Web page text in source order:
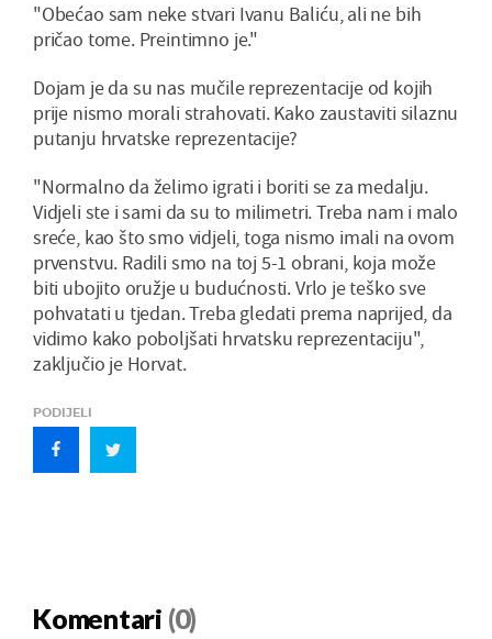
"Obećao sam neke stvari Ivanu Baliću, ali ne bih
pričao tome. Preintimno je."
Dojam je da su nas mučile reprezentacije od kojih
prije nismo morali strahovati. Kako zaustaviti silaznu
putanju hrvatske reprezentacije?
"Normalno da želimo igrati i boriti se za medalju.
Vidjeli ste i sami da su to milimetri. Treba nam i malo
sreće, kao što smo vidjeli, toga nismo imali na ovom
prvenstvu. Radili smo na toj 5-1 obrani, koja može
biti ubojito oružje u budućnosti. Vrlo je teško sve
pohvatati u tjedan. Treba gledati prema naprijed, da
vidimo kako poboljšati hrvatsku reprezentaciju",
zaključio je Horvat.
PODIJELI
Komentari (0)